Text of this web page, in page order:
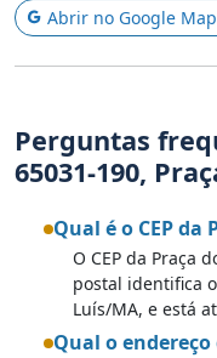
Abrir no Google
Perguntas
65031-190,
Qual é o CEP da
O CEP da Praça
postal identifica
Luís/MA, e está
Qual o endereço